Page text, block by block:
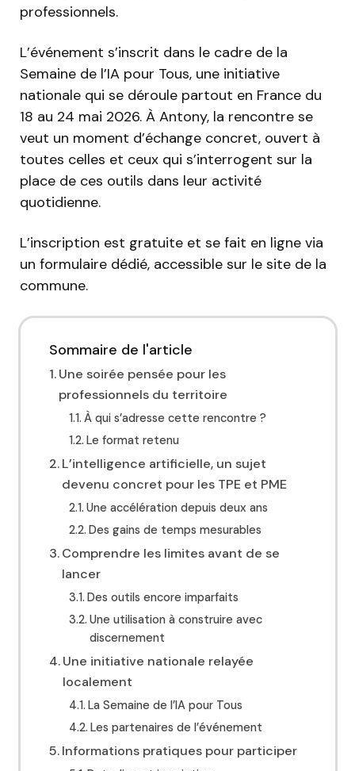
professionnels.
L’événement s’inscrit dans le cadre de la
Semaine de l’IA pour Tous, une initiative
nationale qui se déroule partout en France du
18 au 24 mai 2026. À Antony, la rencontre se
veut un moment d’échange concret, ouvert à
toutes celles et ceux qui s’interrogent sur la
place de ces outils dans leur activité
quotidienne.
L’inscription est gratuite et se fait en ligne via
un formulaire dédié, accessible sur le site de la
commune.
Sommaire de l'article
Une soirée pensée pour les
professionnels du territoire
À qui s’adresse cette rencontre ?
Le format retenu
L’intelligence artificielle, un sujet
devenu concret pour les TPE et PME
Une accélération depuis deux ans
Des gains de temps mesurables
Comprendre les limites avant de se
lancer
Des outils encore imparfaits
Une utilisation à construire avec
discernement
Une initiative nationale relayée
localement
La Semaine de l’IA pour Tous
Les partenaires de l’événement
Informations pratiques pour participer